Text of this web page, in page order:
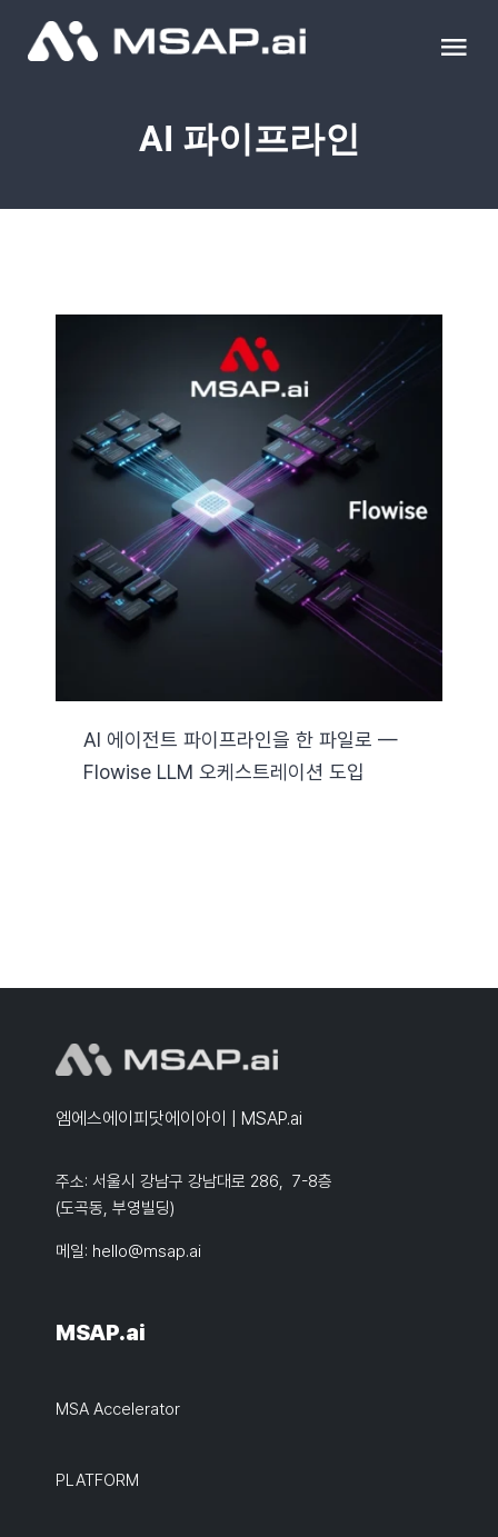
조달물품
이벤트 & 세미나
자료실
Search
AI 파이프라인
AI 에이전트 파이프라인을 한 파일로 —
Flowise LLM 오케스트레이션 도입
엠에스에이피닷에이아이 | MSAP.ai
주소: 서울시 강남구 강남대로 286, 7-8층
(도곡동, 부영빌딩)
메일: hello@msap.ai
MSAP.ai
MSA Accelerator
PLATFORM